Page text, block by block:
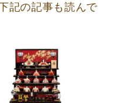
記の記事も読んで